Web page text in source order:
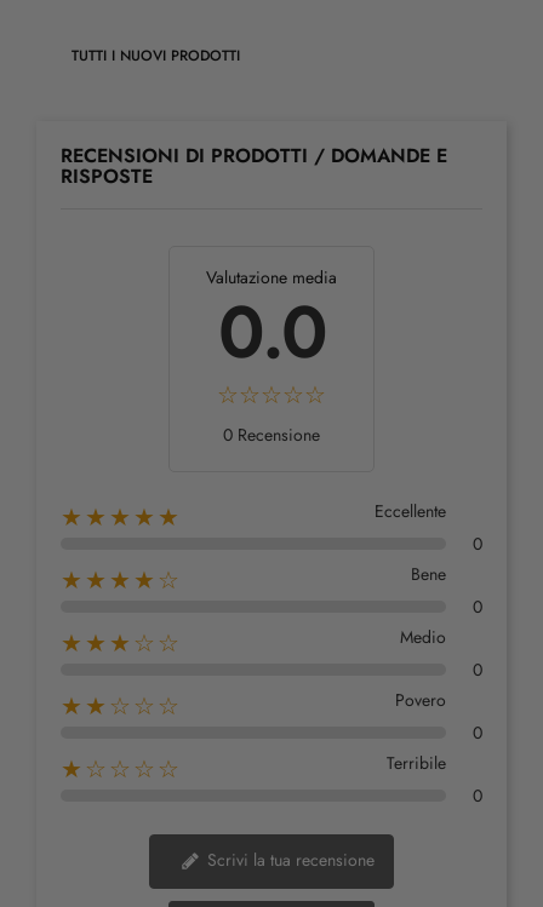
TUTTI I NUOVI PRODOTTI
RECENSIONI DI PRODOTTI / DOMANDE E
RISPOSTE
Valutazione media
0.0
0 Recensione
★★★★★
Eccellente
0
★★★★☆
Bene
0
★★★☆☆
Medio
0
★★☆☆☆
Povero
0
★☆☆☆☆
Terribile
0
Scrivi la tua recensione